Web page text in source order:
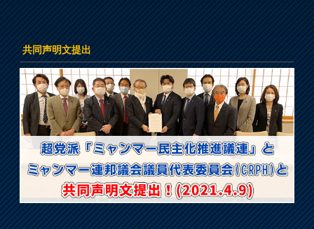
共同声明文提出